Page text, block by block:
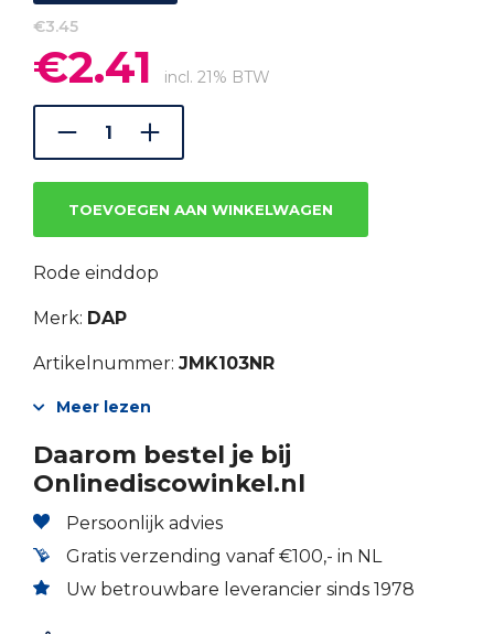
€3.45
Oorspronkelijke
prijs
was:
€3.45.
€2.41 prijs
is:
€2.41.
incl. 21% BTW
TOEVOEGEN AAN WINKELWAGEN
Rode einddop
Merk: DAP
Artikelnummer: JMK103NR
Meer lezen
Daarom bestel je bij
Onlinediscowinkel.nl
Persoonlijk advies
Gratis verzending vanaf €100,- in NL
Uw betrouwbare leverancier sinds 1978